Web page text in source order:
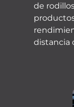
de
distancia